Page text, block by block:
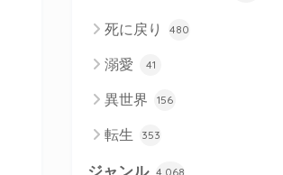
死に戻り 480
溺愛 41
異世界 156
転生 353
ジャンル 4,068